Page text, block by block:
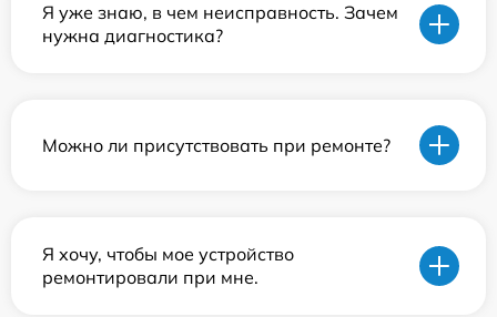
Я уже знаю, в чем неисправность. Зачем
нужна диагностика?
Можно ли присутствовать при ремонте?
Я хочу, чтобы мое устройство
ремонтировали при мне.